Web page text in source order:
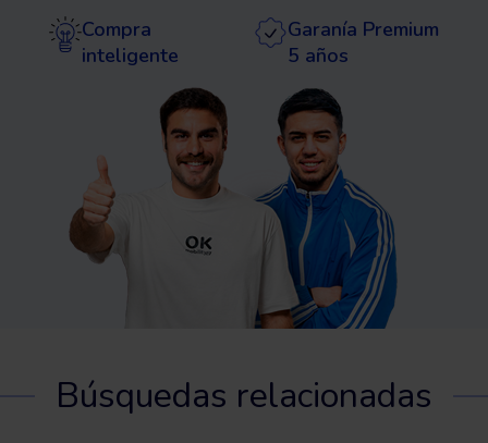
Compra
inteligente
Garanía Premium
5 años
Búsquedas relacionadas